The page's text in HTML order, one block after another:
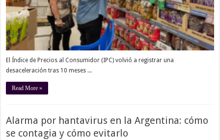
El Índice de Precios al Consumidor (IPC) volvió a registrar una
desaceleración tras 10 meses ...
Read More »
Alarma por hantavirus en la Argentina: cómo
se contagia y cómo evitarlo